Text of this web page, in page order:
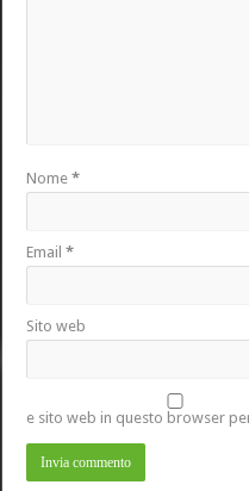
Nome*
Email*
Sito web
e sito web in questo browser